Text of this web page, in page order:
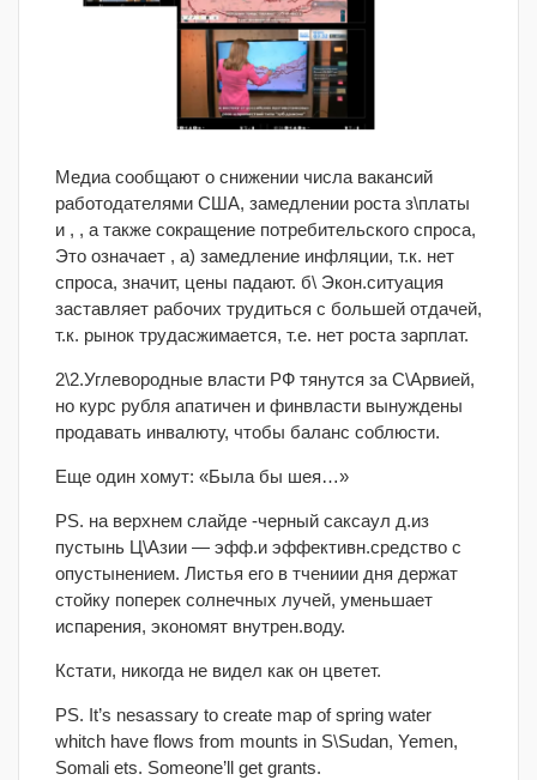
Медиа сообщают о снижении числа вакансий
работодателями США, замедлении роста з\платы
и , , а также сокращение потребительского спроса,
Это означает , а) замедление инфляции, т.к. нет
спроса, значит, цены падают. б\ Экон.ситуация
заставляет рабочих трудиться с большей отдачей,
т.к. рынок трудасжимается, т.е. нет роста зарплат.
2\2.Углевородные власти РФ тянутся за С\Арвией,
но курс рубля апатичен и финвласти вынуждены
продавать инвалюту, чтобы баланс соблюсти.
Еще один хомут: «Была бы шея…»
PS. на верхнем слайде -черный саксаул д.из
пустынь Ц\Азии — эфф.и эффективн.средство с
опустынением. Листья его в тчениии дня держат
стойку поперек солнечных лучей, уменьшает
испарения, экономят внутрен.воду.
Кстати, никогда не видел как он цветет.
PS. It’s nesassary to create map of spring water
whitch have flows from mounts in S\Sudan, Yemen,
Somali ets. Someone’ll get grants.